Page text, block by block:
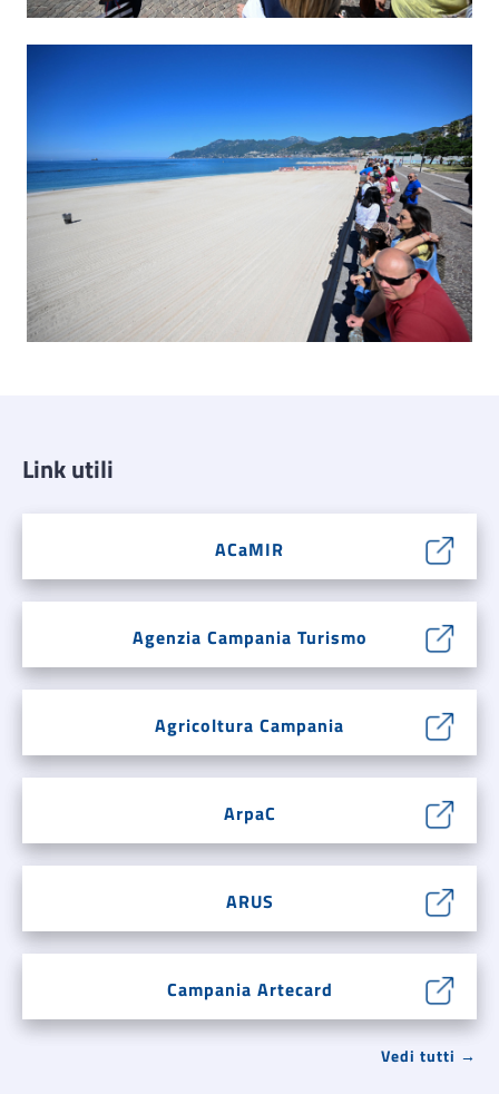
Link utili
ACaMIR
Agenzia Campania Turismo
Agricoltura Campania
ArpaC
ARUS
Campania Artecard
Vedi tutti →